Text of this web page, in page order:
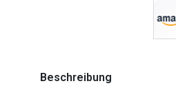
Beschreibung